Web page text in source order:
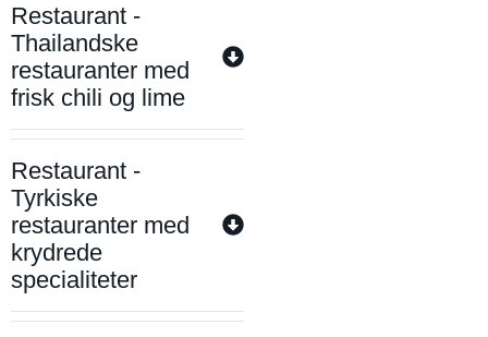
Restaurant -
Thailandske
restauranter med
frisk chili og lime
Restaurant -
Tyrkiske
restauranter med
krydrede
specialiteter